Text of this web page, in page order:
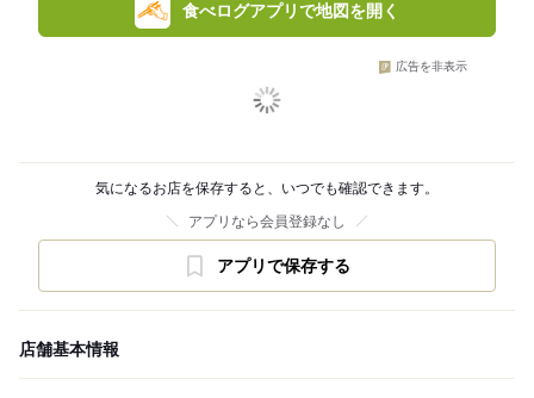
食べログアプリで地図を開く
広告を非表示
気になるお店を保存すると、いつでも確認できます。
アプリなら会員登録なし
アプリで保存する
店舗基本情報